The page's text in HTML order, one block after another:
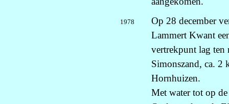
1978
Op 28 december
Lammert Kwant
vertrekpunt lag ten
Simonszand, ca. 2
Hornhuizen.
Met water tot op